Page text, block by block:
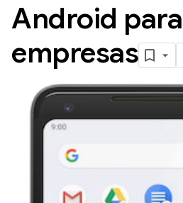
Android para
empresas